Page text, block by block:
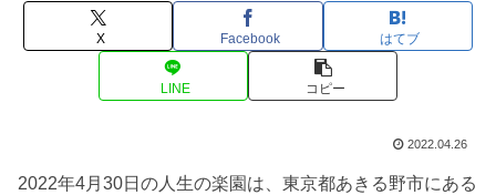
X Facebook はてブ
LINE コピー
2022.04.26
2022年4月30日の人生の楽園は、東京都あきる野市にある